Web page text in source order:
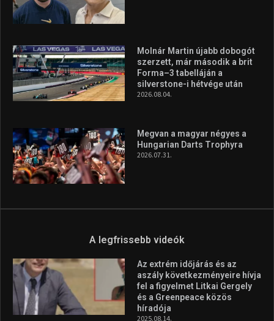
Molnár Martin újabb dobogót
szerzett, már második a brit
Forma–3 tabelláján a
silverstone-i hétvége után
2026.08.04.
Megvan a magyar négyes a
Hungarian Darts Trophyra
2026.07.31.
A legfrissebb videók
Az extrém időjárás és az
aszály következményeire hívja
fel a figyelmet Litkai Gergely
és a Greenpeace közös
híradója
2025.08.14.